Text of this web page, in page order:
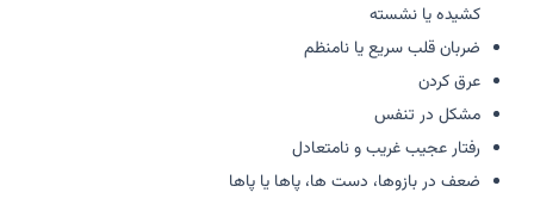
کشیده یا نشسته
ضربان قلب سریع یا نامنظم
عرق کردن
مشکل در تنفس
رفتار عجیب غریب و نامتعادل
ضعف در بازوها، دست ها، پاها یا پاها